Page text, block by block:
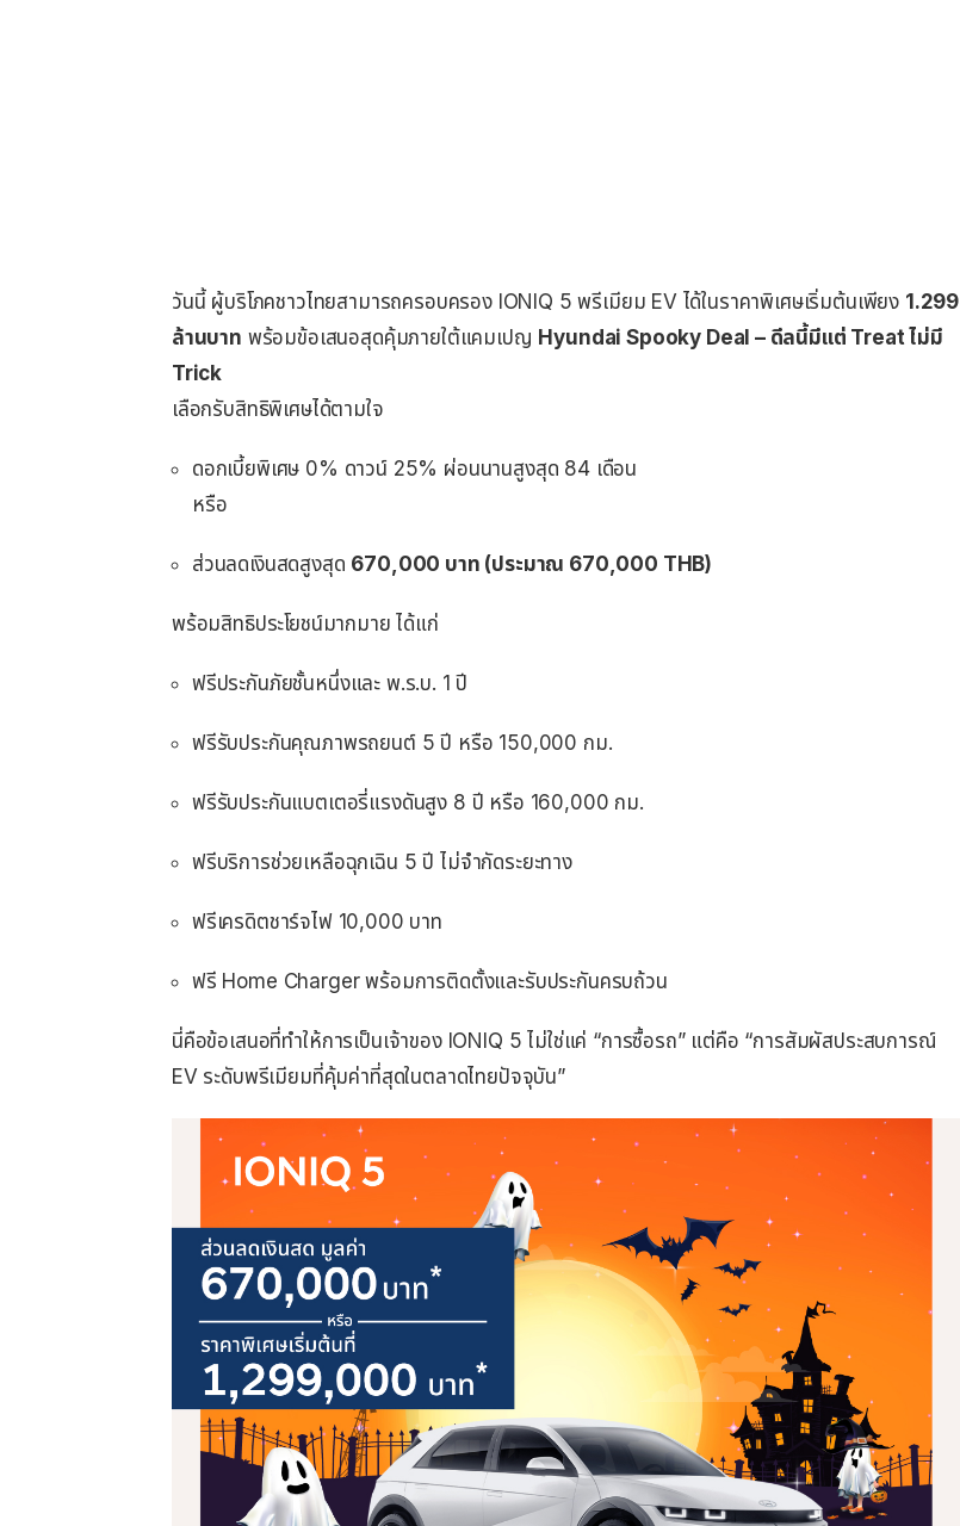
วันนี้ ผู้บริโภคชาวไทยสามารถครอบครอง IONIQ 5 พรีเมียม EV ได้ในราคาพิเศษเริ่มต้นเพียง 1.299
ล้านบาท พร้อมข้อเสนอสุดคุ้มภายใต้แคมเปญ Hyundai Spooky Deal – ดีลนี้มีแต่ Treat ไม่มี
Trick
เลือกรับสิทธิพิเศษได้ตามใจ
ดอกเบี้ยพิเศษ 0% ดาวน์ 25% ผ่อนนานสูงสุด 84 เดือน
หรือ
ส่วนลดเงินสดสูงสุด 670,000 บาท (ประมาณ 670,000 THB)
พร้อมสิทธิประโยชน์มากมาย ได้แก่
ฟรีประกันภัยชั้นหนึ่งและ พ.ร.บ. 1 ปี
ฟรีรับประกันคุณภาพรถยนต์ 5 ปี หรือ 150,000 กม.
ฟรีรับประกันแบตเตอรี่แรงดันสูง 8 ปี หรือ 160,000 กม.
ฟรีบริการช่วยเหลือฉุกเฉิน 5 ปี ไม่จำกัดระยะทาง
ฟรีเครดิตชาร์จไฟ 10,000 บาท
ฟรี Home Charger พร้อมการติดตั้งและรับประกันครบถ้วน
นี่คือข้อเสนอที่ทำให้การเป็นเจ้าของ IONIQ 5 ไม่ใช่แค่ “การซื้อรถ” แต่คือ “การสัมผัสประสบการณ์
EV ระดับพรีเมียมที่คุ้มค่าที่สุดในตลาดไทยปัจจุบัน”